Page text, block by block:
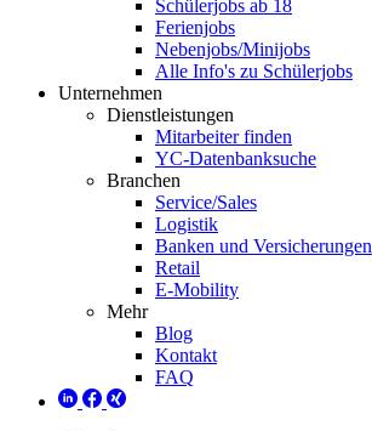
Schülerjobs ab 18
Ferienjobs
Nebenjobs/Minijobs
Alle Info's zu Schülerjobs
Unternehmen
Dienstleistungen
Mitarbeiter finden
YC-Datenbanksuche
Branchen
Service/Sales
Logistik
Banken und Versicherungen
Retail
E-Mobility
Mehr
Blog
Kontakt
FAQ